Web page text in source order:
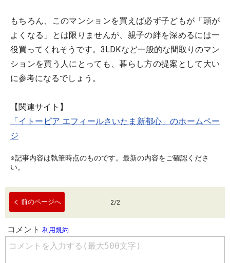
もちろん、このマンションを買えば必ず子どもが「頭が
よくなる」とは限りませんが、親子の絆を深めるには一
役買ってくれそうです。3LDKなど一般的な間取りのマン
ションを買う人にとっても、暮らし方の提案として大い
に参考になるでしょう。
【関連サイト】
「イトーピア エフィールさいたま新都心」のホームペー
ジ
※記事内容は執筆時点のものです。最新の内容をご確認くださ
い。
前のページへ 2/2